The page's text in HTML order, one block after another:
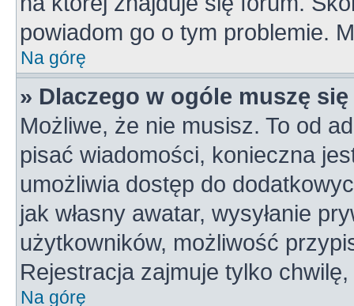
powiadom go o tym problemie.
Na górę
» Dlaczego w ogóle muszę
Możliwe, że nie musisz. To od
pisać wiadomości, konieczna
umożliwia dostęp do
jak własny awatar, wysyłanie
użytkowników, możliwość
Rejestracja zajmuje tylko
Na górę